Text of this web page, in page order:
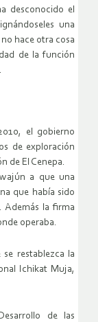
desconocido el
una
hace otra cosa
de la función
el gobierno
de exploración
de El Cenepa.
a que una
que había sido
Además la firma
operaba.
restablezca la
Ichikat Muja,
de las